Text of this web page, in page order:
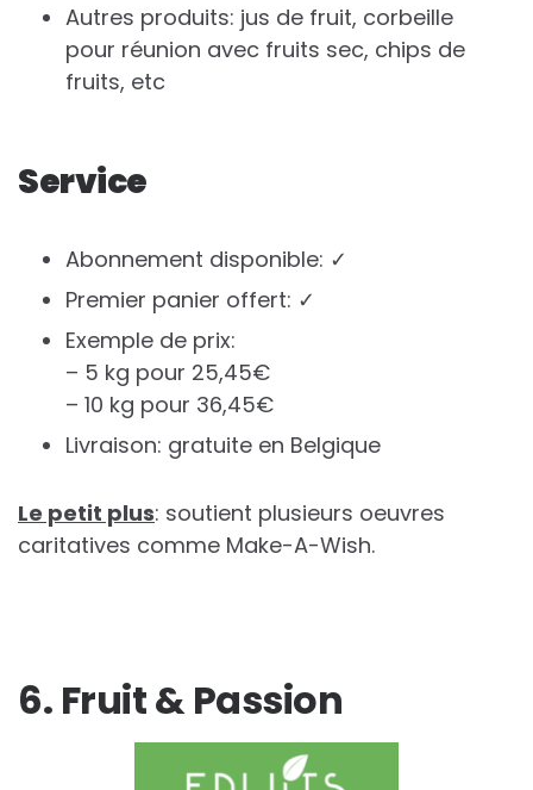
Autres produits: jus de fruit, corbeille
pour réunion avec fruits sec, chips de
fruits, etc
Service
Abonnement disponible: ✓
Premier panier offert: ✓
Exemple de prix:
– 5 kg pour 25,45€
– 10 kg pour 36,45€
Livraison: gratuite en Belgique
Le petit plus: soutient plusieurs oeuvres
caritatives comme Make-A-Wish.
6. Fruit & Passion